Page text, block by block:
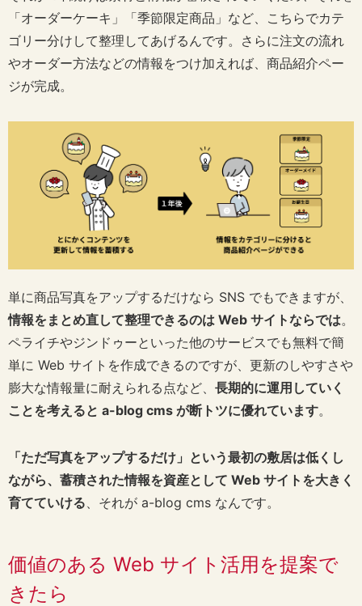
「オーダーケーキ」「季節限定商品」など、こちらでカテ
ゴリー分けして整理してあげるんです。さらに注文の流れ
やオーダー方法などの情報をつけ加えれば、商品紹介ペー
ジが完成。
単に商品写真をアップするだけなら SNS でもできますが、
情報をまとめ直して整理できるのは Web サイトならでは。
ペライチやジンドゥーといった他のサービスでも無料で簡
単に Web サイトを作成できるのですが、更新のしやすさや
膨大な情報量に耐えられる点など、 長期的に運用していく
ことを考えると a-blog cms が断トツに優れています。
「ただ写真をアップするだけ」という最初の敷居は低くし
ながら、蓄積された情報を資産として Web サイトを大きく
育てていける 、それが a-blog cms なんです。
価値のある Web サイト活用を提案で
きたら